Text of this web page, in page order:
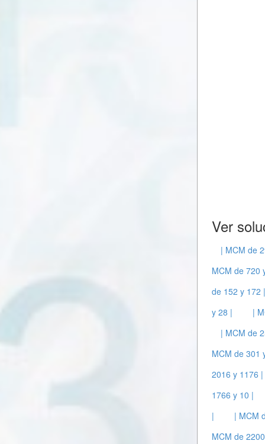
Ver
| MCM de
MCM de 720
de 152 y 172
y 28 |
|
| MCM de
MCM de 301
2016 y 1176 |
1766 y 10 |
|
| MCM
MCM de